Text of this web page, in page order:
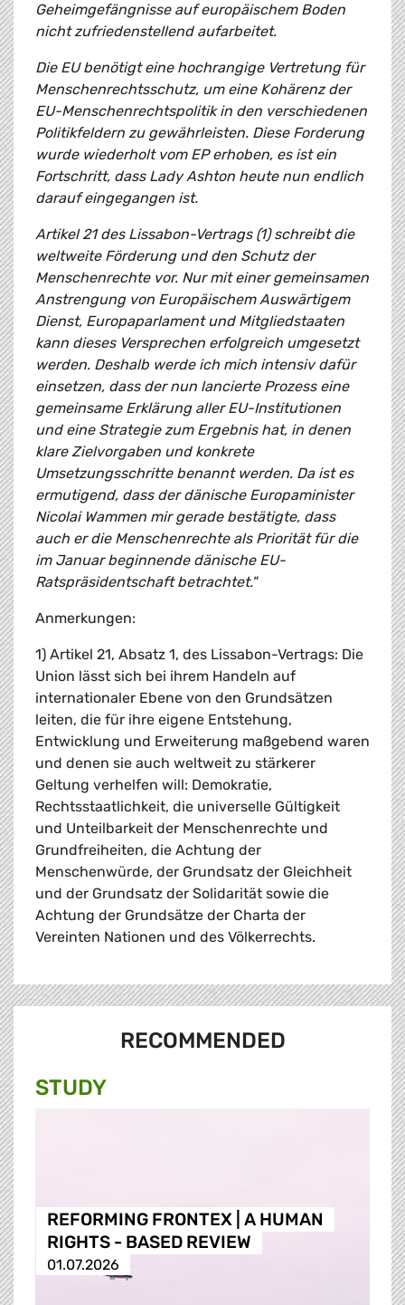
Geheimgefängnisse auf europäischem Boden
nicht zufriedenstellend aufarbeitet.
Die EU benötigt eine hochrangige Vertretung für
Menschenrechtsschutz, um eine Kohärenz der
EU-Menschenrechtspolitik in den verschiedenen
Politikfeldern zu gewährleisten. Diese Forderung
wurde wiederholt vom EP erhoben, es ist ein
Fortschritt, dass Lady Ashton heute nun endlich
darauf eingegangen ist.
Artikel 21 des Lissabon-Vertrags (1) schreibt die
weltweite Förderung und den Schutz der
Menschenrechte vor. Nur mit einer gemeinsamen
Anstrengung von Europäischem Auswärtigem
Dienst, Europaparlament und Mitgliedstaaten
kann dieses Versprechen erfolgreich umgesetzt
werden. Deshalb werde ich mich intensiv dafür
einsetzen, dass der nun lancierte Prozess eine
gemeinsame Erklärung aller EU-Institutionen
und eine Strategie zum Ergebnis hat, in denen
klare Zielvorgaben und konkrete
Umsetzungsschritte benannt werden. Da ist es
ermutigend, dass der dänische Europaminister
Nicolai Wammen mir gerade bestätigte, dass
auch er die Menschenrechte als Priorität für die
im Januar beginnende dänische EU-
Ratspräsidentschaft betrachtet."
Anmerkungen:
1) Artikel 21, Absatz 1, des Lissabon-Vertrags: Die
Union lässt sich bei ihrem Handeln auf
internationaler Ebene von den Grundsätzen
leiten, die für ihre eigene Entstehung,
Entwicklung und Erweiterung maßgebend waren
und denen sie auch weltweit zu stärkerer
Geltung verhelfen will: Demokratie,
Rechtsstaatlichkeit, die universelle Gültigkeit
und Unteilbarkeit der Menschenrechte und
Grundfreiheiten, die Achtung der
Menschenwürde, der Grundsatz der Gleichheit
und der Grundsatz der Solidarität sowie die
Achtung der Grundsätze der Charta der
Vereinten Nationen und des Völkerrechts.
RECOMMENDED
STUDY
REFORMING FRONTEX | A HUMAN
RIGHTS - BASED REVIEW
01.07.2026